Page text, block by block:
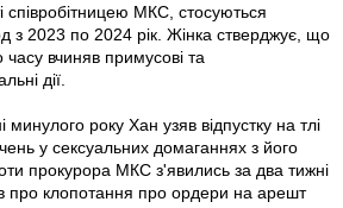
співробітницею МКС, стосуються
з 2023 по 2024 рік. Жінка стверджує, що
часу вчиняв примусові та
дії.
року Хан узяв відпустку на тлі
у сексуальних домаганнях з його
прокурора МКС з'явились за два тижні
про клопотання про ордери на арешт